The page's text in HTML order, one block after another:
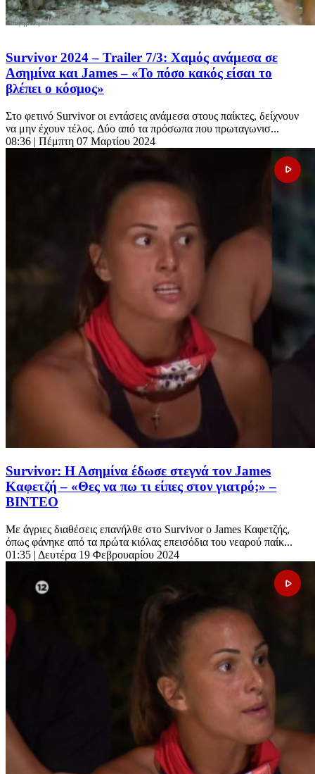
Survivor 2024 – Trailer 7/3: Χαμός ανάμεσα σε
Ασημίνα και James – «Το πόσο κακός είσαι το
βλέπει ο κόσμος»
Στο φετινό Survivor οι εντάσεις ανάμεσα στους παίκτες, δείχνουν
να μην έχουν τέλος. Δύο από τα πρόσωπα που πρωταγωνισ...
08:36 | Πέμπτη 07 Μαρτίου 2024
Survivor: Η Ασημίνα έδωσε στεγνά τον James
Καφετζή – «Θες να πω τι είπες στον γιατρό;» –
ΒΙΝΤΕΟ
Με άγριες διαθέσεις επανήλθε στο Survivor ο James Καφετζής,
όπως φάνηκε από τα πρώτα κιόλας επεισόδια του νεαρού παίκ...
01:35 | Δευτέρα 19 Φεβρουαρίου 2024